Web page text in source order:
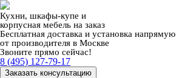
Кухни, шкафы-купе и
корпусная мебель на заказ
Бесплатная доставка и установка напрямую
от производителя в Москве
Звоните прямо сейчас!
8 (495) 127-79-17
Заказать консультацию